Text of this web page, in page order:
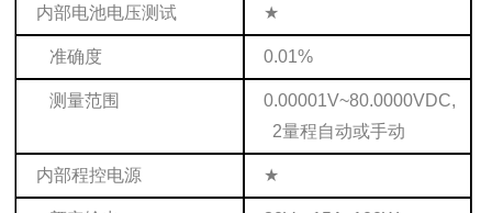
内部电池电压测试 ★
准确度 0.01%
测量范围
0.00001V~80.0000VDC,
2量程自动或手动
内部程控电源 ★